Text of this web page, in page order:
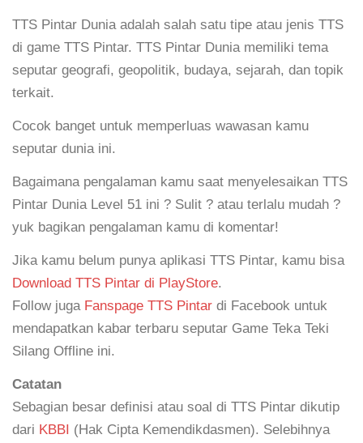
TTS Pintar Dunia adalah salah satu tipe atau jenis TTS
di game TTS Pintar. TTS Pintar Dunia memiliki tema
seputar geografi, geopolitik, budaya, sejarah, dan topik
terkait.
Cocok banget untuk memperluas wawasan kamu
seputar dunia ini.
Bagaimana pengalaman kamu saat menyelesaikan TTS
Pintar Dunia Level 51 ini ? Sulit ? atau terlalu mudah ?
yuk bagikan pengalaman kamu di komentar!
Jika kamu belum punya aplikasi TTS Pintar, kamu bisa
Download TTS Pintar di PlayStore.
Follow juga Fanspage TTS Pintar di Facebook untuk
mendapatkan kabar terbaru seputar Game Teka Teki
Silang Offline ini.
Catatan
Sebagian besar definisi atau soal di TTS Pintar dikutip
dari KBBI (Hak Cipta Kemendikdasmen). Selebihnya